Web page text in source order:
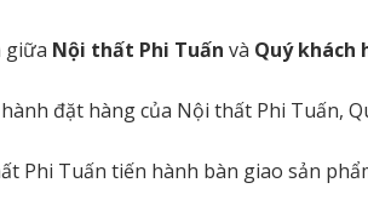
giữa Nội thất Phi Tuấn và Quý khách
đặt hàng của Nội thất Phi Tuấn,
Phi Tuấn tiến hành bàn giao sản